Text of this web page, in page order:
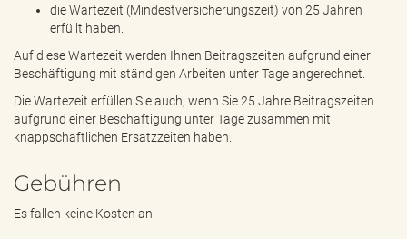
die Wartezeit (Mindestversicherungszeit) von 25 Jahren
erfüllt haben.
Auf diese Wartezeit werden Ihnen Beitragszeiten aufgrund einer
Beschäftigung mit ständigen Arbeiten unter Tage angerechnet.
Die Wartezeit erfüllen Sie auch, wenn Sie 25 Jahre Beitragszeiten
aufgrund einer Beschäftigung unter Tage zusammen mit
knappschaftlichen Ersatzzeiten haben.
Gebühren
Es fallen keine Kosten an.